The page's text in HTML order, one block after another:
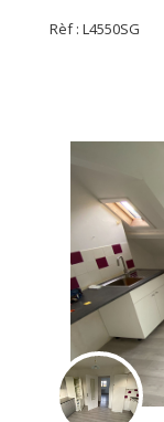
Rèf : L4550SG